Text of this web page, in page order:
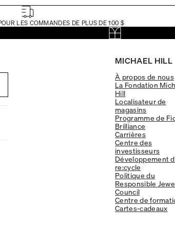
LES COMMANDES DE PLUS DE 100 $
MICHAEL HILL
À propos de nous
La Fondation
Hill
Localisateur de
magasins
Programme de
Brilliance
Carrières
Centre des
investisseurs
Développement
re:cycle
Politique du
Responsible
Council
Centre de
Cartes-cadeaux